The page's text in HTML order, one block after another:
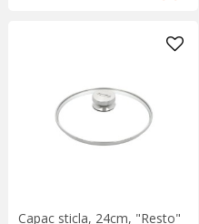
Capac sticla, 24cm, "Resto"